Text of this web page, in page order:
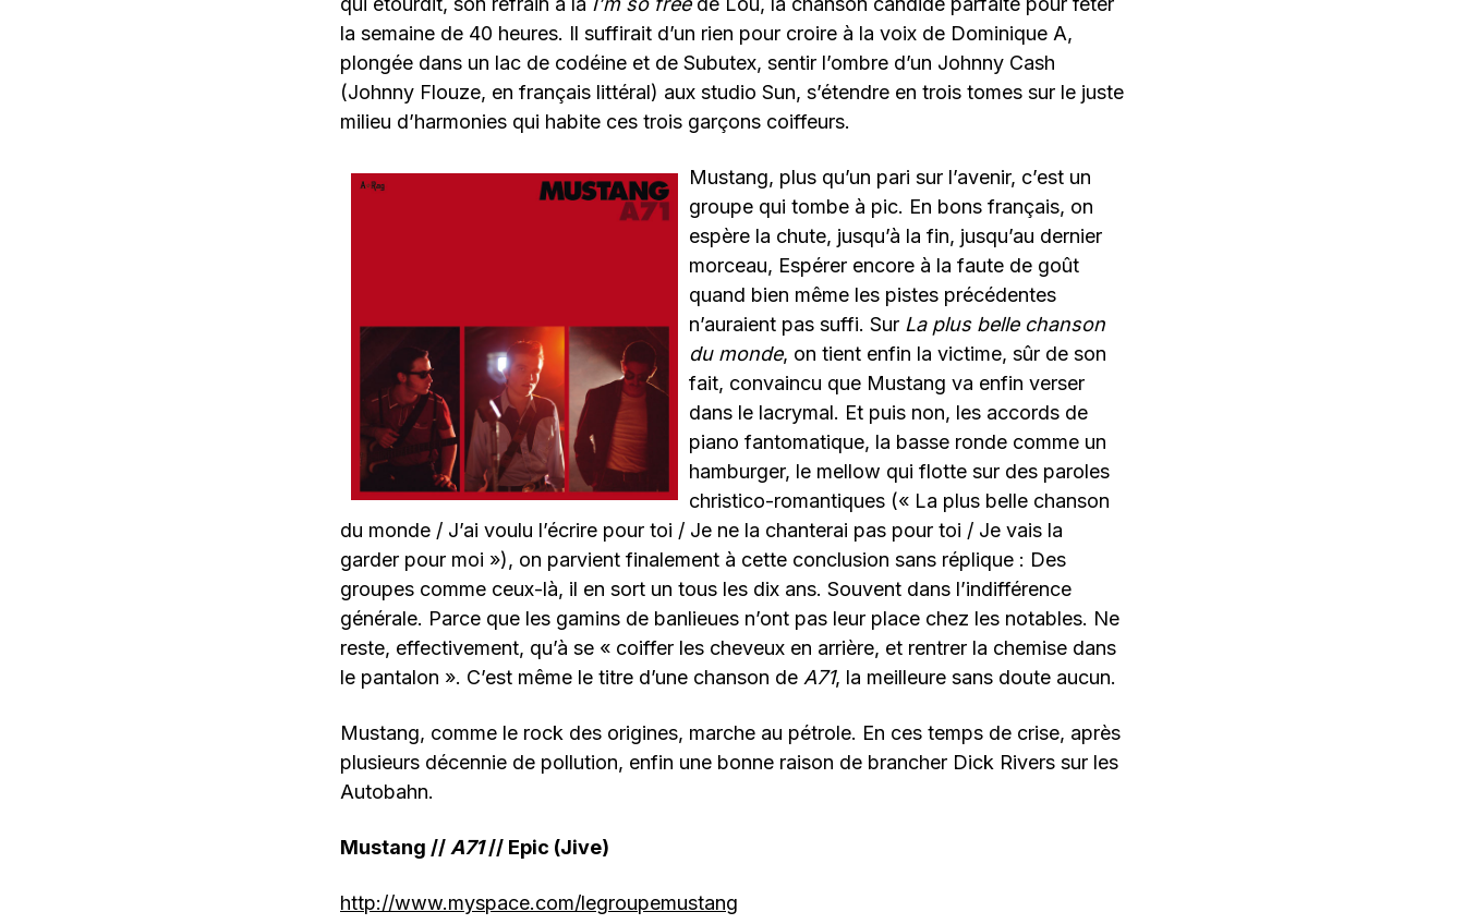
la semaine de 40 heures. Il suffirait d’un rien pour croire à la voix de Dominique A,
plongée dans un lac de codéine et de Subutex, sentir l’ombre d’un Johnny Cash
(Johnny Flouze, en français littéral) aux studio Sun, s’étendre en trois tomes sur le juste
milieu d’harmonies qui habite ces trois garçons coiffeurs.
Mustang, plus qu’un pari sur l’avenir, c’est un
groupe qui tombe à pic. En bons français, on
espère la chute, jusqu’à la fin, jusqu’au dernier
morceau, Espérer encore à la faute de goût
quand bien même les pistes précédentes
n’auraient pas suffi. Sur La plus belle chanson
du monde, on tient enfin la victime, sûr de son
fait, convaincu que Mustang va enfin verser
dans le lacrymal. Et puis non, les accords de
piano fantomatique, la basse ronde comme un
hamburger, le mellow qui flotte sur des paroles
christico-romantiques (« La plus belle chanson
du monde / J’ai voulu l’écrire pour toi / Je ne la chanterai pas pour toi / Je vais la
garder pour moi »), on parvient finalement à cette conclusion sans réplique : Des
groupes comme ceux-là, il en sort un tous les dix ans. Souvent dans l’indifférence
générale. Parce que les gamins de banlieues n’ont pas leur place chez les notables. Ne
reste, effectivement, qu’à se « coiffer les cheveux en arrière, et rentrer la chemise dans
le pantalon ». C’est même le titre d’une chanson de A71, la meilleure sans doute aucun.
Mustang, comme le rock des origines, marche au pétrole. En ces temps de crise, après
plusieurs décennie de pollution, enfin une bonne raison de brancher Dick Rivers sur les
Autobahn.
Mustang // A71// Epic (Jive)
http://www.myspace.com/legroupemustang